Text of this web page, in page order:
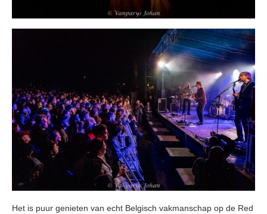
Het is puur genieten van echt Belgisch vakmanschap op de Red